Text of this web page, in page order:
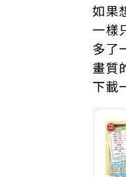
如果
一樣
多了
畫質
下載